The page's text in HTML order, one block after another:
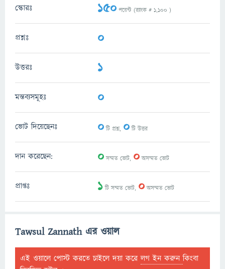
স্কোরঃ 150 পয়েন্ট (র‌্যাংক # 1,100 )
প্রশ্নঃ 0
উত্তরঃ 1
মন্তব্যসমূহঃ 0
ভোট দিয়েছেনঃ 0টি প্রশ্ন, 0টি উত্তর
দান করেছেন: 0সম্মত ভোট, 0অসম্মত ভোট
প্রাপ্তঃ 1টি সম্মত ভোট, 0অসম্মত ভোট
Tawsul Zannath এর ওয়াল
এই ওয়ালে পোস্ট করতে চাইলে দয়া করেলগ ইন করুনকিংবা